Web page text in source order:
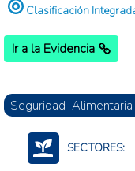
Clasificación
Ir a la Evidencia
SECTORES: